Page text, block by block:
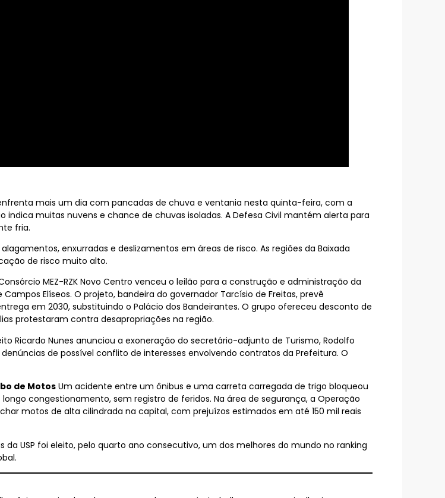
mais um dia com pancadas de chuva e ventania nesta quinta-feira, com a
indica muitas nuvens e chance de chuvas isoladas. A Defesa Civil mantém alerta para
fria.
enxurradas e deslizamentos em áreas de risco. As regiões da Baixada
de risco muito alto.
MEZ-RZK Novo Centro venceu o leilão para a construção e administração da
Elíseos. O projeto, bandeira do governador Tarcísio de Freitas, prevê
em 2030, substituindo o Palácio dos Bandeirantes. O grupo ofereceu desconto de
protestaram contra desapropriações na região.
Ricardo Nunes anunciou a exoneração do secretário-adjunto de Turismo, Rodolfo
de possível conflito de interesses envolvendo contratos da Prefeitura. O
de Motos Um acidente entre um ônibus e uma carreta carregada de trigo bloqueou
congestionamento, sem registro de feridos. Na área de segurança, a Operação
motos de alta cilindrada na capital, com prejuízos estimados em até 150 mil reais
da USP foi eleito, pelo quarto ano consecutivo, um dos melhores do mundo no ranking